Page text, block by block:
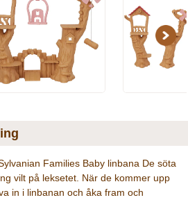
Next
Families Baby linbana De söta
vilt på leksetet. När de kommer upp
in i linbanan och åka fram och